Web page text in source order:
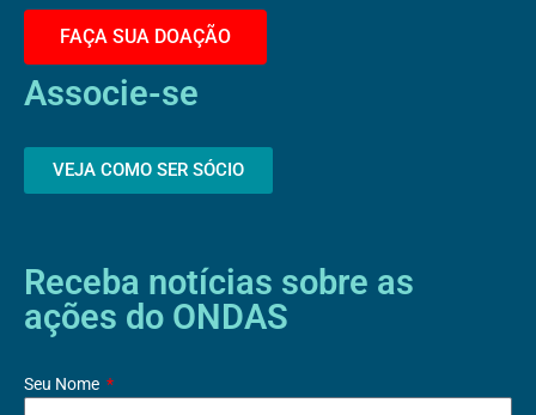
FAÇA SUA DOAÇÃO
Associe-se
VEJA COMO SER SÓCIO
Receba notícias sobre as
ações do ONDAS
Seu Nome